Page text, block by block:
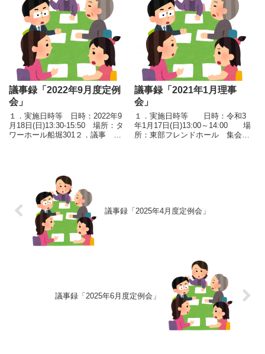
理事長挨拶 ...
議事録「2022年9月度定例
会」
１．実施日時等 日時：2022年9
月18日(日)13:30-15:50 場所：タ
ワーホール船堀301２．議事 議
議事録「2021年1月理事
会」
１．実施日時等 日時：令和3
年1月17日(日)13:00～14:00 場
所：東部フレンドホール 集会室
議事録「2025年4月度定例会」
議事録「2025年6月度定例会」